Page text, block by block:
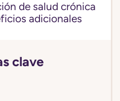
de salud crónica
adicionales
clave